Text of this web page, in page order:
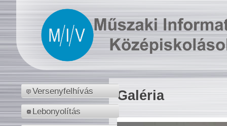
Versenyfelhívás
Lebonyolítás
Galéria